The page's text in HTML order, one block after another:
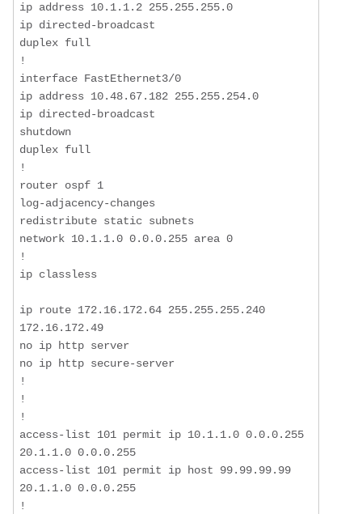
ip address 10.1.1.2 255.255.255.0
ip directed-broadcast
duplex full
!
interface FastEthernet3/0
ip address 10.48.67.182 255.255.254.0
ip directed-broadcast
shutdown
duplex full
!
router ospf 1
log-adjacency-changes
redistribute static subnets
network 10.1.1.0 0.0.0.255 area 0
!
ip classless
ip route 172.16.172.64 255.255.255.240
172.16.172.49
no ip http server
no ip http secure-server
!
!
!
access-list 101 permit ip 10.1.1.0 0.0.0.255
20.1.1.0 0.0.0.255
access-list 101 permit ip host 99.99.99.99
20.1.1.0 0.0.0.255
!